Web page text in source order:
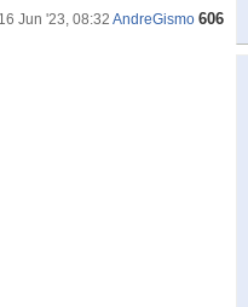
16 Jun '23, 08:32 AndreGismo 606